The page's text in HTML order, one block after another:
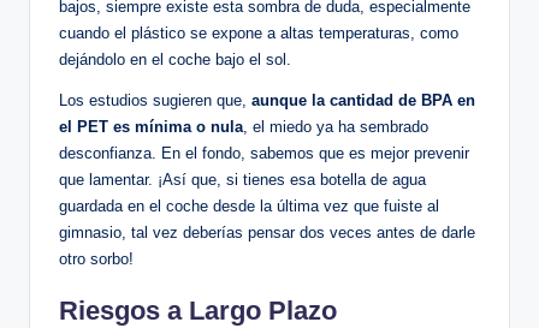
bajos, siempre existe esta sombra de duda, especialmente⁤
cuando el plástico se‌ expone a altas temperaturas, como
dejándolo en el coche ‍bajo el sol.
Los ⁤estudios⁣ sugieren que, aunque la ​cantidad ​de‍ BPA en
el PET es mínima‍ o nula, el miedo ya ha sembrado
desconfianza. En ​el fondo, sabemos‌ que es mejor prevenir ​
que⁤ lamentar. ¡Así que, si ⁣tienes​ esa botella de agua
guardada en el coche desde ⁤la última ⁢vez que fuiste ​al
gimnasio, tal vez deberías pensar dos ‌veces antes ‍de darle‌
otro sorbo!
Riesgos a ‌Largo⁢ Plazo